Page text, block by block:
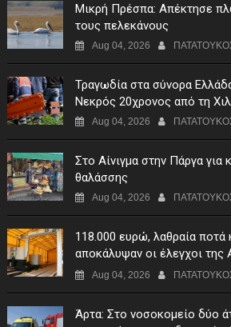
Μικρή Πρέσπα: Απέκτησε
τους πελεκάνους
Aug 04, 2026
Τραγωδία στα σύνορα
Νεκρός 20χρονος από τη
Aug 04, 2026
Στο Αίνιγμα στην Πάργα για
θαλάσσης
Aug 04, 2026
118.000 ευρώ, λαθραία ποτά
αποκάλυψαν οι έλεγχοι της
Μαυρομάτι
Aug 04, 2026
Άρτα: Στο νοσοκομείο δύο